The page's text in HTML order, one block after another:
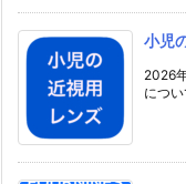
小児
2026
につ